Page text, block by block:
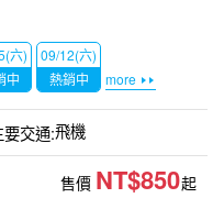
六)
中
09/12(六)
熱銷中
more
飛機
售價 NT$850起